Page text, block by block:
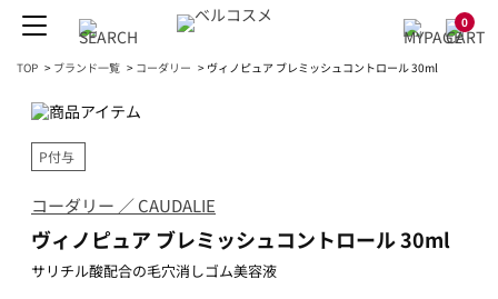
0
TOP > ブランド一覧 > コーダリー > ヴィノピュア ブレミッシュコントロール 30ml
P付与
コーダリー ／ CAUDALIE
ヴィノピュア ブレミッシュコントロール 30ml
サリチル酸配合の毛穴消しゴム美容液